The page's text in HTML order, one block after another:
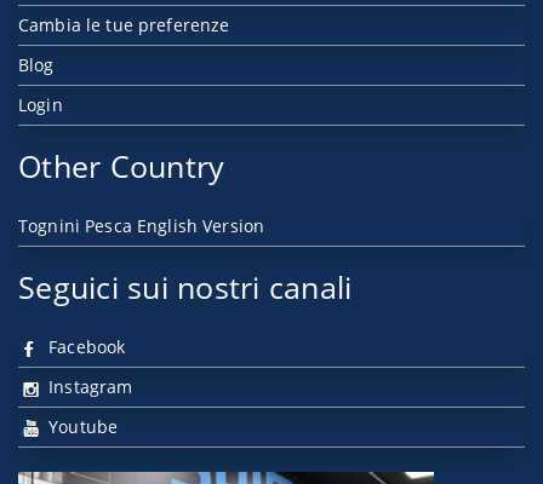
Cambia le tue preferenze
Blog
Login
Other Country
Tognini Pesca English Version
Seguici sui nostri canali
Facebook
Instagram
Youtube